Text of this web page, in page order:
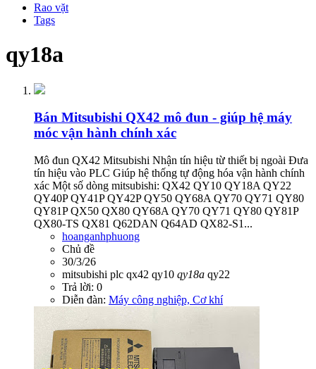
Rao vặt
Tags
qy18a
Bán Mitsubishi QX42 mô đun - giúp hệ máy
móc vận hành chính xác
Mô đun QX42 Mitsubishi Nhận tín hiệu từ thiết bị ngoài Đưa
tín hiệu vào PLC Giúp hệ thống tự động hóa vận hành chính
xác Một số dòng mitsubishi: QX42 QY10 QY18A QY22
QY40P QY41P QY42P QY50 QY68A QY70 QY71 QY80
QY81P QX50 QX80 QY68A QY70 QY71 QY80 QY81P
QX80-TS QX81 Q62DAN Q64AD QX82-S1...
hoanganhphuong
Chủ đề
30/3/26
mitsubishi plc qx42 qy10 qy18a qy22
Trả lời: 0
Diễn đàn: Máy công nghiệp, Cơ khí